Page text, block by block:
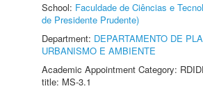
School: Faculdade de Ciências e
de Presidente Prudente)
Department: DEPARTAMENTO DE
URBANISMO E AMBIENTE
Academic Appointment Category:
title: MS-3.1